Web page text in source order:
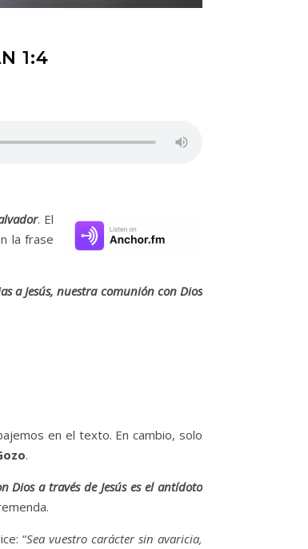
1:4
. El
la frase
a Jesús, nuestra comunión con Dios
en el texto. En cambio, solo
.
Dios a través de Jesús es el antídoto
“Sea vuestro carácter sin avaricia,